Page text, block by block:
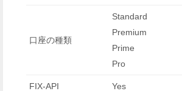
口座の種類
Standard
Premium
Prime
Pro
FIX-API Yes